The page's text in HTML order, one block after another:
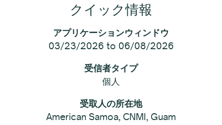
クイック情報
アプリケーションウィンドウ
03/23/2026 to 06/08/2026
受信者タイプ
個人
受取人の所在地
American Samoa, CNMI, Guam